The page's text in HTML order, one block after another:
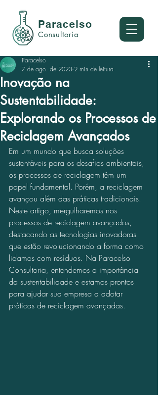
Consultoria
Paracelso
Inovação na
Sustentabilidade:
Explorando os Processos de
Reciclagem Avançados
Paracelso
7 de ago. de 2023 2 min de leitura
Em um mundo que busca soluções
sustentáveis para os desafios ambientais,
os processos de reciclagem têm um
papel fundamental. Porém, a reciclagem
avançou além das práticas tradicionais.
Neste artigo, mergulharemos nos
processos de reciclagem avançados,
destacando as tecnologias inovadoras
que estão revolucionando a forma como
lidamos com resíduos. Na Paracelso
Consultoria, entendemos a importância
da sustentabilidade e estamos prontos
para ajudar sua empresa a adotar
práticas de reciclagem avançadas.